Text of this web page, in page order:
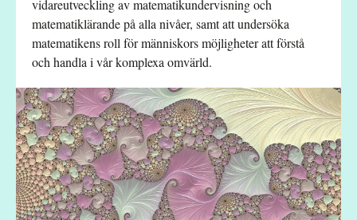
vidareutveckling av matematikundervisning och
matematiklärande på alla nivåer, samt att undersöka
matematikens roll för människors möjligheter att förstå
och handla i vår komplexa omvärld.